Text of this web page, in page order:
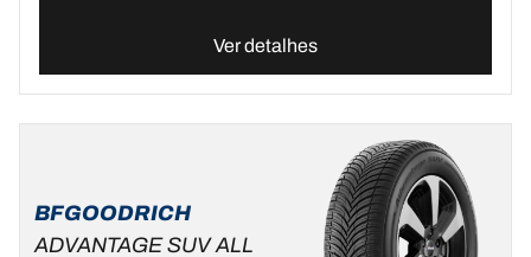
Ver detalhes
BFGOODRICH
ADVANTAGE SUV ALL